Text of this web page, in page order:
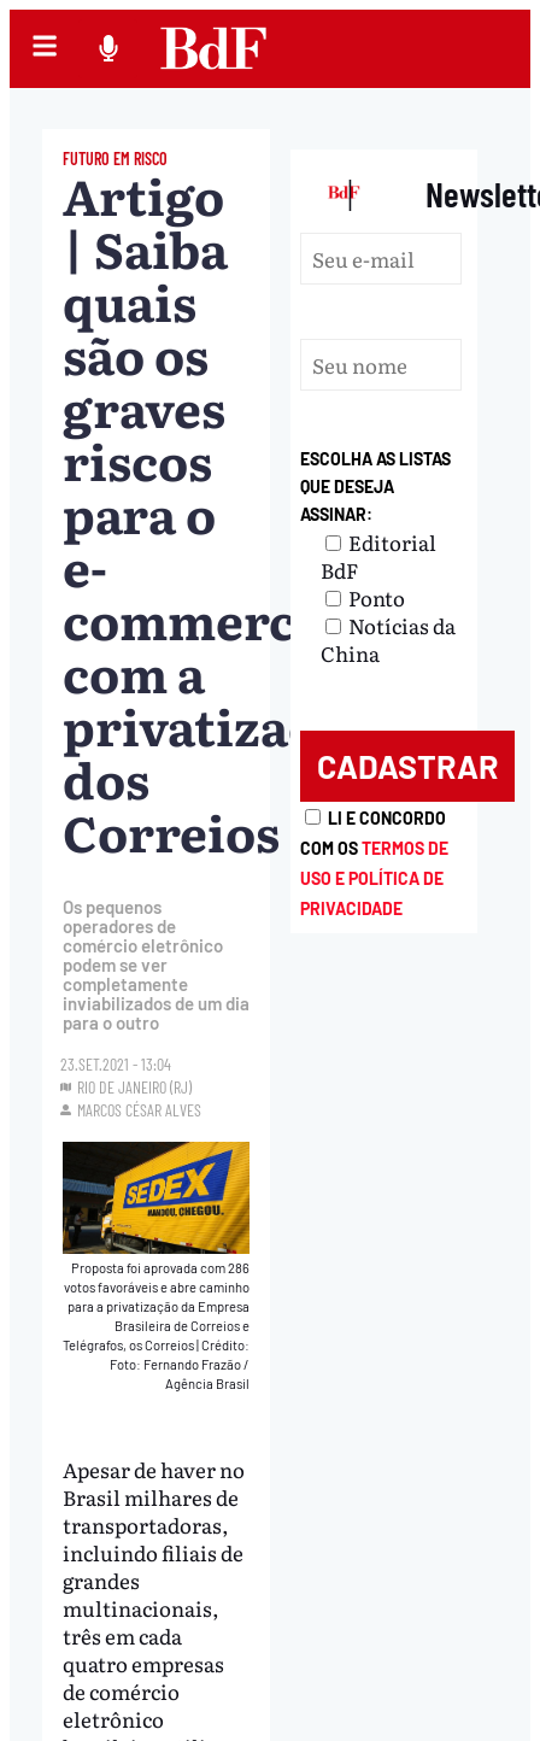
FUTURO EM RISCO
Artigo
| Saiba
quais
são os
graves
riscos
para o
e-
commerce
com a
privatização
dos
Correios
Os pequenos
operadores de
comércio eletrônico
podem se ver
completamente
inviabilizados de um dia
para o outro
23.SET.2021 - 13:04
RIO DE JANEIRO (RJ)
MARCOS CÉSAR ALVES
Proposta foi aprovada com 286
votos favoráveis e abre caminho
para a privatização da Empresa
Brasileira de Correios e
Telégrafos, os Correios|Crédito:
Foto: Fernando Frazão /
Agência Brasil
Apesar de haver no
Brasil milhares de
transportadoras,
incluindo filiais de
grandes
multinacionais,
três em cada
quatro empresas
de comércio
eletrônico
|
ESCOLHA AS LISTAS
QUE DESEJA
ASSINAR:
Editorial
BdF
Ponto
Notícias da
China
LI E CONCORDO
COM OSTERMOS DE
USO E POLÍTICA DE
PRIVACIDADE